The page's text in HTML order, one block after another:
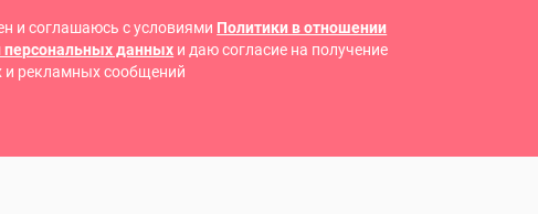
и соглашаюсь с условиями Политики в отношении
персональных данных и даю согласие на получение
и рекламных сообщений